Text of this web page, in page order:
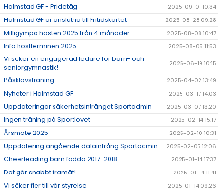
Halmstad GF - Pridetåg 2025-09-01 10:34
Halmstad GF är anslutna till Fritidskortet 2025-08-28 09:28
Milligympa hösten 2025 från 4 månader 2025-08-08 10:47
Info höstterminen 2025 2025-08-05 11:53
Vi söker en engagerad ledare för barn- och
seniorgymnastik!
2025-06-19 10:15
Påsklovsträning 2025-04-02 13:49
Nyheter i Halmstad GF 2025-03-17 14:03
Uppdateringar säkerhetsintrånget Sportadmin 2025-03-07 13:20
Ingen träning på Sportlovet 2025-02-14 15:17
Årsmöte 2025 2025-02-10 10:31
Uppdatering angående dataintrång Sportadmin 2025-02-07 12:06
Cheerleading barn födda 2017-2018 2025-01-14 17:37
Det går snabbt framåt! 2025-01-14 11:41
Vi söker fler till vår styrelse 2025-01-14 09:26